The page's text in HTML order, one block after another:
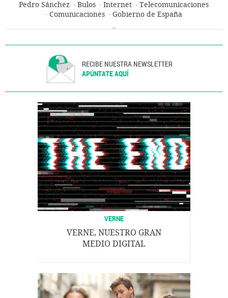
Pedro Sánchez Bulos Internet
Telecomunicaciones
Comunicaciones
Gobierno de España
RECIBE NUESTRA NEWSLETTER
APÚNTATE AQUÍ
VERNE
VERNE, NUESTRO GRAN
MEDIO DIGITAL